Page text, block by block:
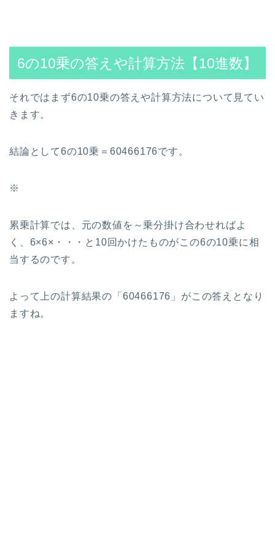
6の10乗の答えや計算方法【10進数】
それではまず6の10乗の答えや計算方法について見てい
きます。
結論として6の10乗＝60466176です。
※
累乗計算では、元の数値を～乗分掛け合わせればよ
く、6×6×・・・と10回かけたものがこの6の10乗に相
当するのです。
よって上の計算結果の「60466176」がこの答えとなり
ますね。